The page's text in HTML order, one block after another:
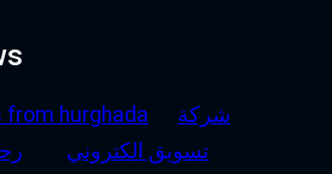
from hurghada
شركة
تسويق الكتروني